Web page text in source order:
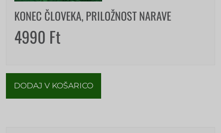
KONEC ČLOVEKA, PRILOŽNOST NARAVE
4990 Ft
DODAJ V KOŠARICO